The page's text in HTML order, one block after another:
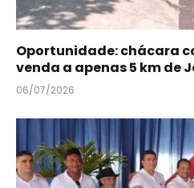
Oportunidade: chácara
venda a apenas 5 km de
06/07/2026